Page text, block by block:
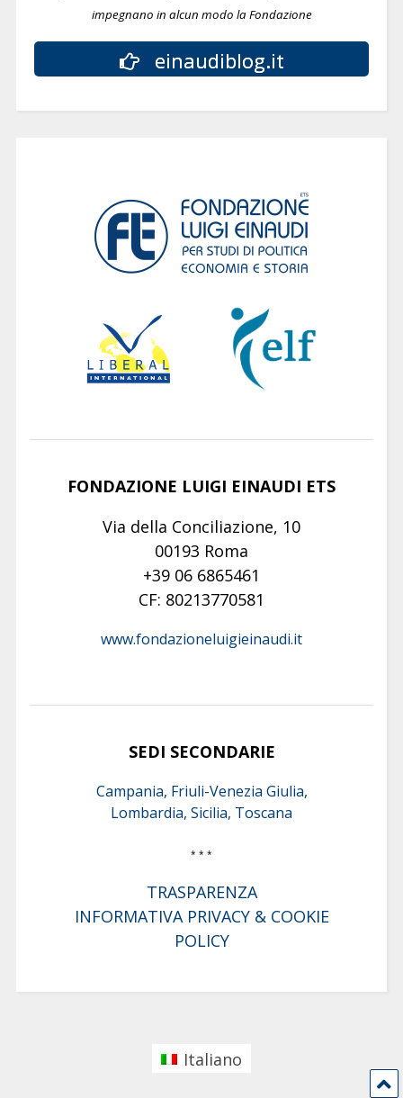
impegnano in alcun modo la Fondazione
einaudiblog.it
FONDAZIONE LUIGI EINAUDI ETS
Via della Conciliazione, 10
00193 Roma
+39 06 6865461
CF: 80213770581
www.fondazioneluigieinaudi.it
SEDI SECONDARIE
Campania, Friuli-Venezia Giulia,
Lombardia, Sicilia, Toscana
* * *
TRASPARENZA
INFORMATIVA PRIVACY & COOKIE
POLICY
Italiano